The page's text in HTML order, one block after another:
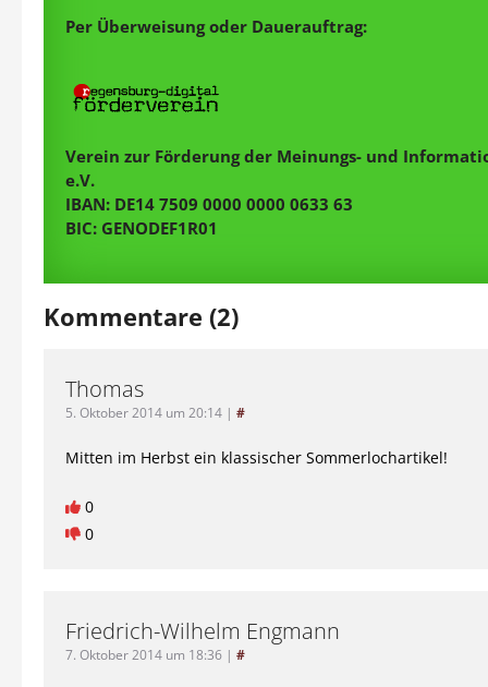
Per Überweisung oder Dauerauftrag:
Verein zur Förderung der Meinungs- und
e.V.
IBAN: DE14 7509 0000 0000 0633 63
BIC: GENODEF1R01
Kommentare (2)
Thomas
5. Oktober 2014 um 20:14 | #
Mitten im Herbst ein klassischer Sommerlochartikel!
0
0
Friedrich-Wilhelm Engmann
7. Oktober 2014 um 18:36 | #